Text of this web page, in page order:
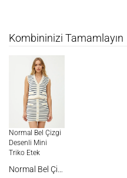
Kombininizi Tamamlayın
Normal Bel Çizgi
Desenli Mini
Triko Etek
Normal Bel Çizgi Desenli Mini Triko Etek